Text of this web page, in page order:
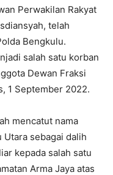
Perwakilan Rakyat
telah
Bengkulu.
salah satu korban
Dewan Fraksi
1 September 2022.
mencatut nama
Utara sebagai dalih
kepada salah satu
Arma Jaya atas